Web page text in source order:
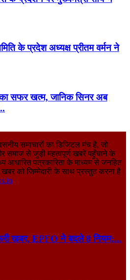
के प्रदेश अध्यक्ष प्रीतम वर्मन ने
का सफर खत्म, जानिक सिनर अब
समाचारों का डिजिटल मंच है, जो
समाज से जुड़ी महत्वपूर्ण खबरें पहुँचाने के
आधारित पत्रकारिता के माध्यम से जनहित
को जिम्मेदारी के साथ प्रस्तुत करना है।
खबर, EPFO ने बदले 8 नियम;...